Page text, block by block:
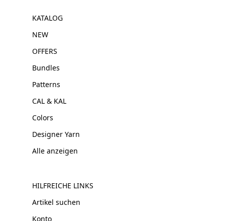
KATALOG
NEW
OFFERS
Bundles
Patterns
CAL & KAL
Colors
Designer Yarn
Alle anzeigen
HILFREICHE LINKS
Artikel suchen
Konto